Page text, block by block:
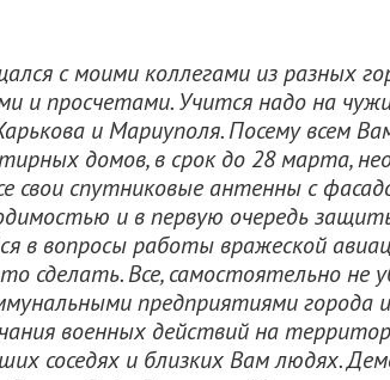
с моими коллегами из разных
и просчетами. Учится надо на
и Мариуполя. Посему всем
домов, в срок до 28 марта,
свои спутниковые антенны с
и в первую очередь
в вопросы работы вражеской
сделать. Все, самостоятельно не
предприятиями города
военных действий на
соседях и близких Вам людях.